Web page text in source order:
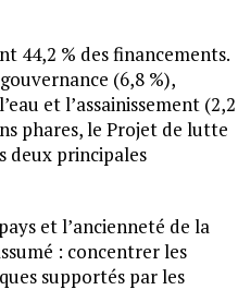
44,2 % des financements.
(6,8 %),
et l’assainissement (2,2
phares, le Projet de lutte
deux principales
et l’ancienneté de la
: concentrer les
supportés par les